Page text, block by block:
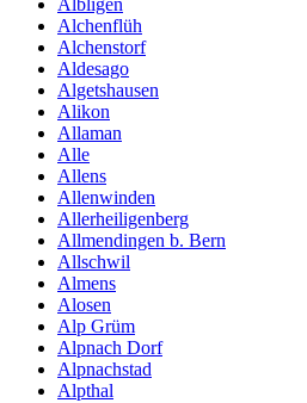
Alchenflüh
Alchenstorf
Aldesago
Algetshausen
Alikon
Allaman
Alle
Allens
Allenwinden
Allerheiligenberg
Allmendingen b. Bern
Allschwil
Almens
Alosen
Alp Grüm
Alpnach Dorf
Alpnachstad
Alpthal